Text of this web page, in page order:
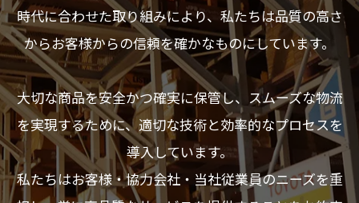
時代に合わせた取り組みにより、私たちは品質の高さ
からお客様からの信頼を確かなものにしています。
大切な商品を安全かつ確実に保管し、スムーズな物流
を実現するために、適切な技術と効率的なプロセスを
導入しています。
私たちはお客様・協力会社・当社従業員のニーズを重